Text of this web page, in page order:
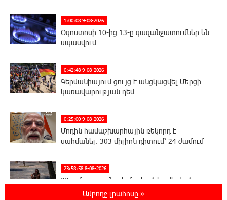
1:00:08 9-08-2026
Օգոստոսի 10-ից 13-ը գազանջատումներ են
սպասվում
0:42:48 9-08-2026
Գերմանիայում ցույց է անցկացվել Մերցի
կառավարության դեմ
0:25:00 9-08-2026
Մոդին համաշխարհային ռեկորդ է
սահմանել. 303 միլիոն դիտում՝ 24 ժամում
23:58:58 8-08-2026
23-ամյա ուսանողի մշակած հավելվածը
հարավկորեական App Store-ում շրջանցել է
Ամբողջ լրահոսը »